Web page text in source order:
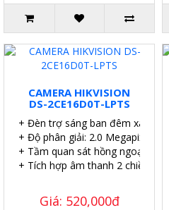
CAMERA HIKVISION
DS-2CE16D0T-LPTS
+ Đèn trợ sáng ban đêm xa 20
+ Độ phân giải: 2.0 Megapixel.
+ Tầm quan sát hồng ngoại: 25
+ Tích hợp âm thanh 2 chiều.
Giá: 520,000đ